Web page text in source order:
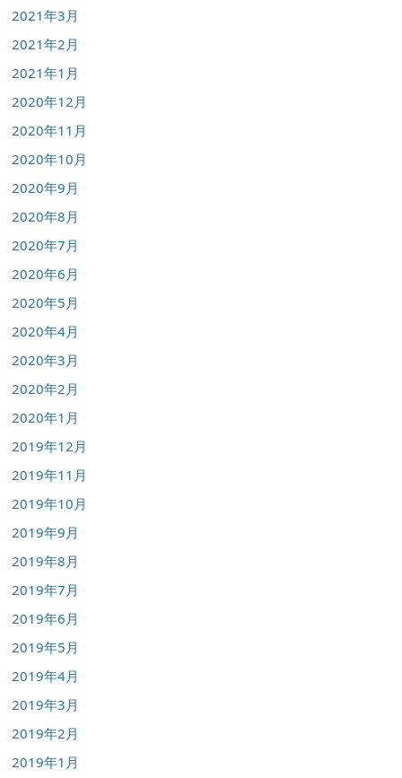
2021年3月
2021年2月
2021年1月
2020年12月
2020年11月
2020年10月
2020年9月
2020年8月
2020年7月
2020年6月
2020年5月
2020年4月
2020年3月
2020年2月
2020年1月
2019年12月
2019年11月
2019年10月
2019年9月
2019年8月
2019年7月
2019年6月
2019年5月
2019年4月
2019年3月
2019年2月
2019年1月